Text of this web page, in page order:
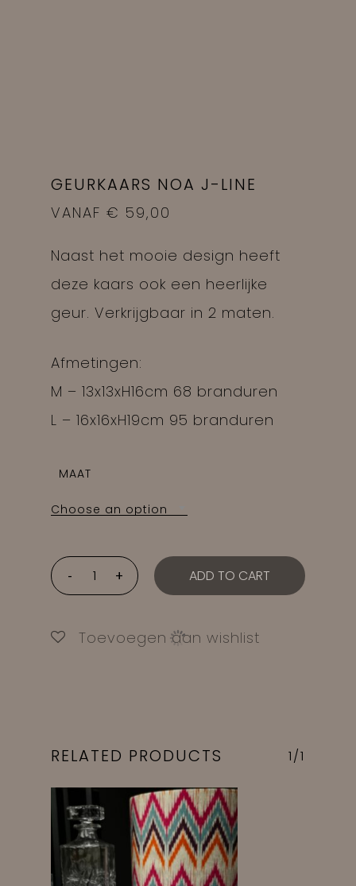
GEURKAARS NOA J-LINE
VANAF € 59,00
Naast het mooie design heeft
deze kaars ook een heerlijke
geur. Verkrijgbaar in 2 maten.
Afmetingen:
M – 13x13xH16cm 68 branduren
L – 16x16xH19cm 95 branduren
MAAT
Choose an option
ADD TO CART
Toevoegen aan wishlist
RELATED PRODUCTS 1/1